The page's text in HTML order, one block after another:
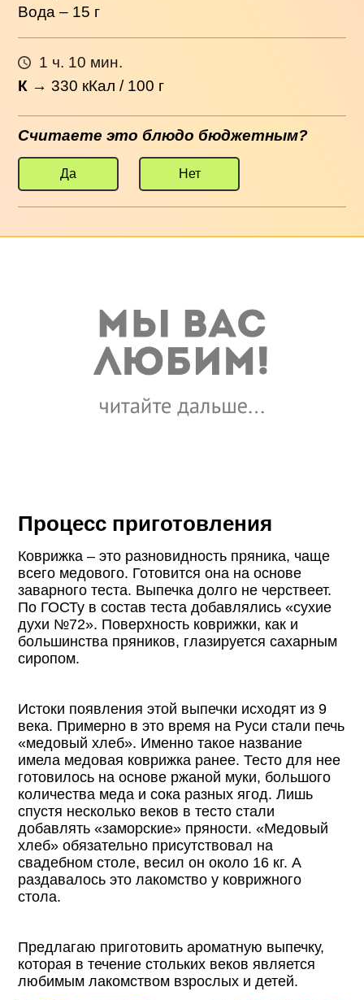
Вода – 15 г
1 ч. 10 мин.
К →330 кКал / 100 г
Считаете это блюдо бюджетным?
Да Нет
Процесс приготовления
Коврижка – это разновидность пряника, чаще
всего медового. Готовится она на основе
заварного теста. Выпечка долго не черствеет.
По ГОСТу в состав теста добавлялись «сухие
духи №72». Поверхность коврижки, как и
большинства пряников, глазируется сахарным
сиропом.
Истоки появления этой выпечки исходят из 9
века. Примерно в это время на Руси стали печь
«медовый хлеб». Именно такое название
имела медовая коврижка ранее. Тесто для нее
готовилось на основе ржаной муки, большого
количества меда и сока разных ягод. Лишь
спустя несколько веков в тесто стали
добавлять «заморские» пряности. «Медовый
хлеб» обязательно присутствовал на
свадебном столе, весил он около 16 кг. А
раздавалось это лакомство у коврижного
стола.
Предлагаю приготовить ароматную выпечку,
которая в течение стольких веков является
любимым лакомством взрослых и детей.